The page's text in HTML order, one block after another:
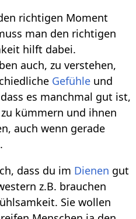
richtigen Moment
man den richtigen
hilft dabei.
auch, zu verstehen,
Gefühle und
es manchmal gut ist,
kümmern und ihnen
auch wenn gerade
dass du im Dienen gut
z.B. brauchen
Sie wollen